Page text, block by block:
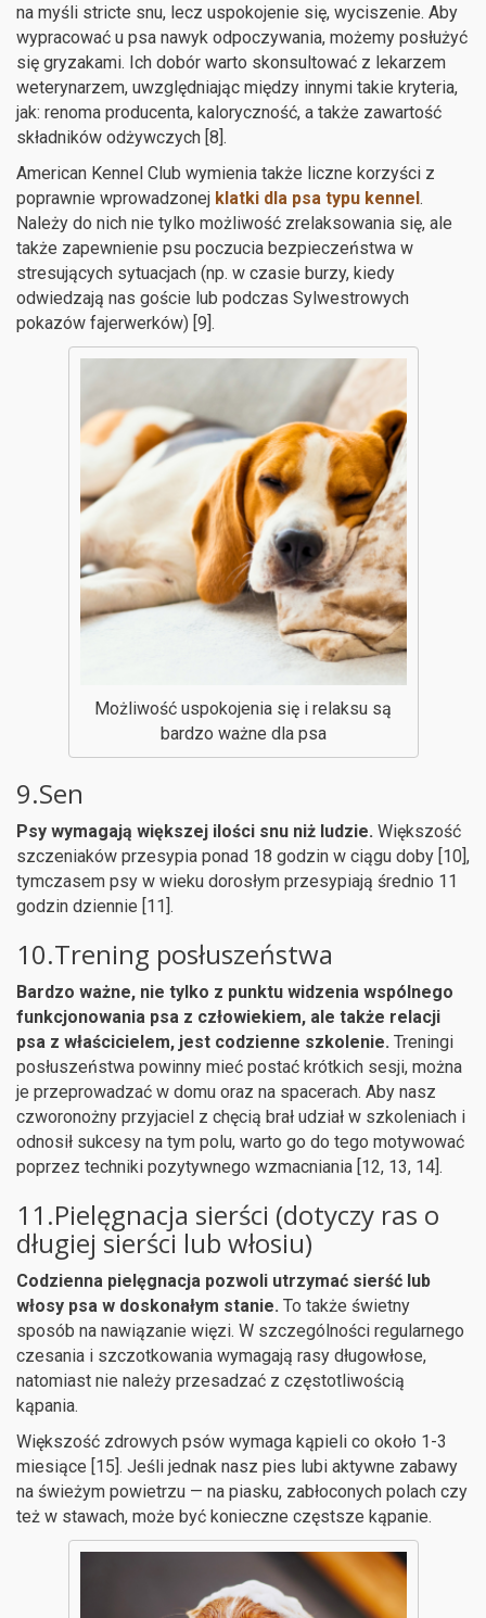
na myśli stricte snu, lecz uspokojenie się, wyciszenie. Aby
wypracować u psa nawyk odpoczywania, możemy posłużyć
się gryzakami. Ich dobór warto skonsultować z lekarzem
weterynarzem, uwzględniając między innymi takie kryteria,
jak: renoma producenta, kaloryczność, a także zawartość
składników odżywczych [8].
American Kennel Club wymienia także liczne korzyści z
poprawnie wprowadzonej klatki dla psa typu kennel.
Należy do nich nie tylko możliwość zrelaksowania się, ale
także zapewnienie psu poczucia bezpieczeństwa w
stresujących sytuacjach (np. w czasie burzy, kiedy
odwiedzają nas goście lub podczas Sylwestrowych
pokazów fajerwerków) [9].
Możliwość uspokojenia się i relaksu są
bardzo ważne dla psa
9.Sen
Psy wymagają większej ilości snu niż ludzie. Większość
szczeniaków przesypia ponad 18 godzin w ciągu doby [10],
tymczasem psy w wieku dorosłym przesypiają średnio 11
godzin dziennie [11].
10.Trening posłuszeństwa
Bardzo ważne, nie tylko z punktu widzenia wspólnego
funkcjonowania psa z człowiekiem, ale także relacji
psa z właścicielem, jest codzienne szkolenie. Treningi
posłuszeństwa powinny mieć postać krótkich sesji, można
je przeprowadzać w domu oraz na spacerach. Aby nasz
czworonożny przyjaciel z chęcią brał udział w szkoleniach i
odnosił sukcesy na tym polu, warto go do tego motywować
poprzez techniki pozytywnego wzmacniania [12, 13, 14].
11.Pielęgnacja sierści (dotyczy ras o
długiej sierści lub włosiu)
Codzienna pielęgnacja pozwoli utrzymać sierść lub
włosy psa w doskonałym stanie. To także świetny
sposób na nawiązanie więzi. W szczególności regularnego
czesania i szczotkowania wymagają rasy długowłose,
natomiast nie należy przesadzać z częstotliwością
kąpania.
Większość zdrowych psów wymaga kąpieli co około 1-3
miesiące [15]. Jeśli jednak nasz pies lubi aktywne zabawy
na świeżym powietrzu — na piasku, zabłoconych polach czy
też w stawach, może być konieczne częstsze kąpanie.